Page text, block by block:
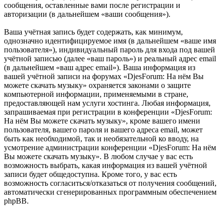
сообщения, оставленные вами после регистрации и
авторизации (в дальнейшем «ваши сообщения»).
Ваша учётная запись будет содержать, как минимум,
однозначно идентифицируемое имя (в дальнейшем «ваше имя
пользователя»), индивидуальный пароль для входа под вашей
учётной записью (далее «ваш пароль») и реальный адрес email
(в дальнейшем «ваш адрес email»). Ваша информация из
вашей учётной записи на форумах «DjesForum: На нём Вы
можете скачать музыку» охраняется законами о защите
компьютерной информации, применяемыми в стране,
предоставляющей нам услуги хостинга. Любая информация,
запрашиваемая при регистрации в конференции «DjesForum:
На нём Вы можете скачать музыку», кроме вашего имени
пользователя, вашего пароля и вашего адреса email, может
быть как необходимой, так и необязательной ко вводу, на
усмотрение администрации конференции «DjesForum: На нём
Вы можете скачать музыку». В любом случае у вас есть
возможность выбрать, какая информация из вашей учётной
записи будет общедоступна. Кроме того, у вас есть
возможность согласиться/отказаться от получения сообщений,
автоматически сгенерированных программным обеспечением
phpBB.